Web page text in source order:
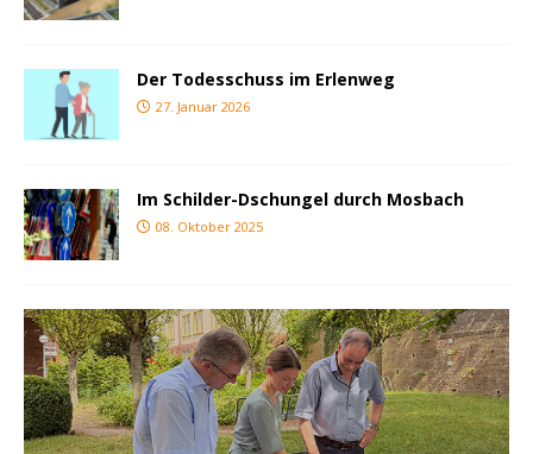
Der Todesschuss im Erlenweg
27. Januar 2026
Im Schilder-Dschungel durch Mosbach
08. Oktober 2025